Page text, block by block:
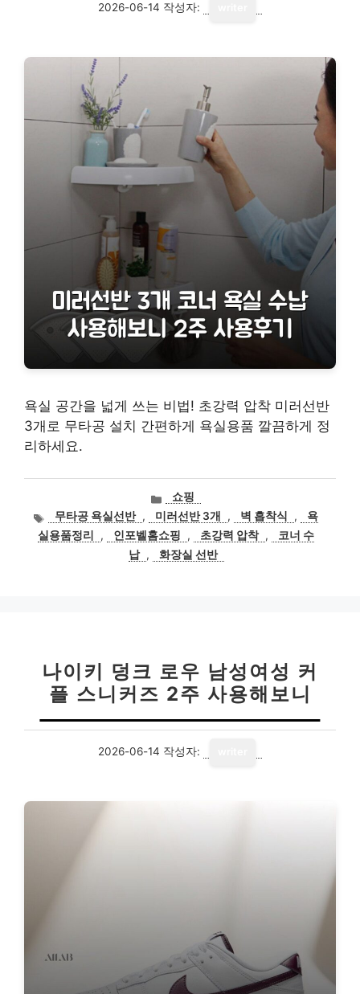
2026-06-14 작성자:
욕실 공간을 넓게 쓰는 비법! 초강력 압착 미러선반
3개로 무타공 설치 간편하게 욕실용품 깔끔하게 정
리하세요.
카
테
고
리
쇼핑
태
그
무타공 욕실선반 , 미러선반 3개 , 벽 흡착식 ,
욕
실용품정리
, 인포벨홈쇼핑 , 초강력 압착 ,
코너 수
납 , 화장실 선반
나이키 덩크 로우 남성여성 커
플 스니커즈 2주 사용해보니
2026-06-14 작성자: